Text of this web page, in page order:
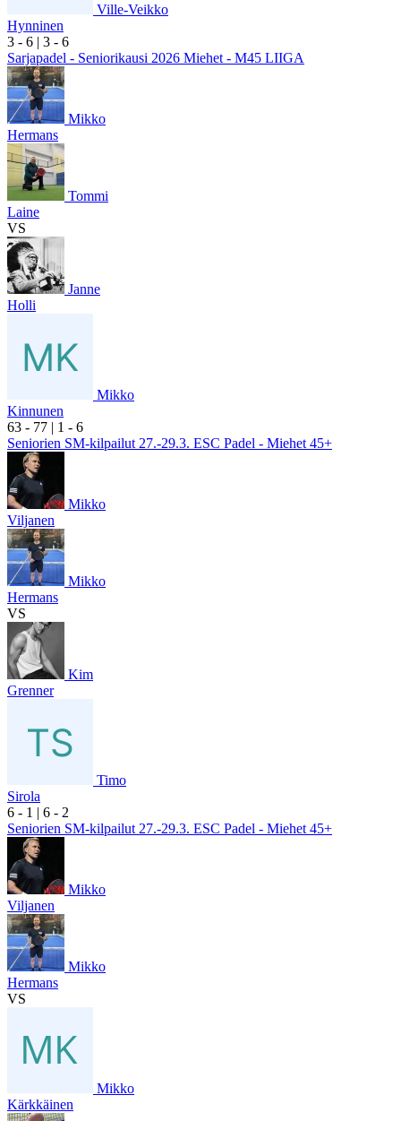
Ville-Veikko
Hynninen
3 - 6 | 3 - 6
Sarjapadel - Seniorikausi 2026 Miehet - M45 LIIGA
Mikko
Hermans
Tommi
Laine
VS
Janne
Holli
Mikko
Kinnunen
63 - 77 | 1 - 6
Seniorien SM-kilpailut 27.-29.3. ESC Padel - Miehet 45+
Mikko
Viljanen
Mikko
Hermans
VS
Kim
Grenner
Timo
Sirola
6 - 1 | 6 - 2
Seniorien SM-kilpailut 27.-29.3. ESC Padel - Miehet 45+
Mikko
Viljanen
Mikko
Hermans
VS
Mikko
Kärkkäinen